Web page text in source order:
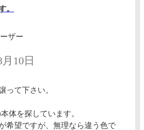
。
ザー
10日
って下さい。
体を探しています。
希望ですが、無理なら違う色で